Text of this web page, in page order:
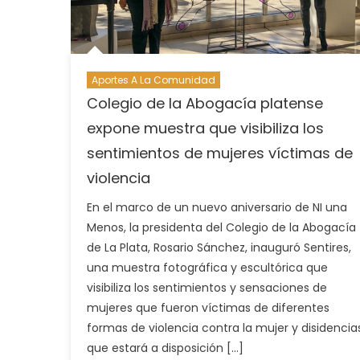
Aportes A La Comunidad
Colegio de la Abogacía platense
expone muestra que visibiliza los
sentimientos de mujeres víctimas de
violencia
En el marco de un nuevo aniversario de NI una
Menos, la presidenta del Colegio de la Abogacía
de La Plata, Rosario Sánchez, inauguró Sentires,
una muestra fotográfica y escultórica que
visibiliza los sentimientos y sensaciones de
mujeres que fueron víctimas de diferentes
formas de violencia contra la mujer y
que estará a disposición […]